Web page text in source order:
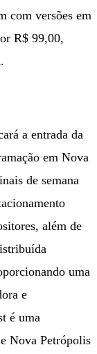
com versões em
R$ 99,00,
a entrada da
em Nova
de semana
além de
uma
e
é uma
Nova Petrópolis